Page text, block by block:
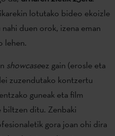
lotutako bideo ekoizle
duen orok, izena eman
lehen.
showcaseez gain (erosle eta
zuzendutako kontzertu
guneak eta film
biltzen ditu. Zenbaki
gora joan ohi dira